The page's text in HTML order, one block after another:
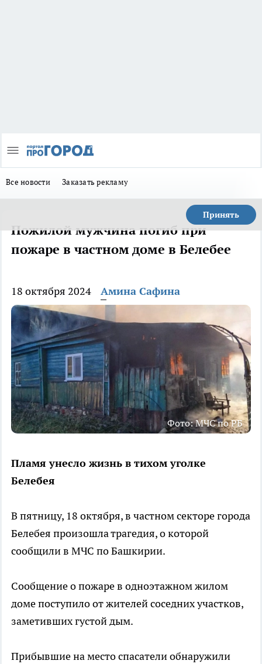
Все новости Заказать рекламу
Принять
Пожилой мужчина погиб при
пожаре в частном доме в Белебее
18 октября 2024 Амина Сафина
Фото: МЧС по РБ
Пламя унесло жизнь в тихом уголке
Белебея
В пятницу, 18 октября, в частном секторе города
Белебея произошла трагедия, о которой
сообщили в МЧС по Башкирии.
Сообщение о пожаре в одноэтажном жилом
доме поступило от жителей соседних участков,
заметивших густой дым.
Прибывшие на место спасатели обнаружили